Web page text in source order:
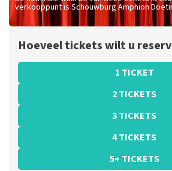
verkooppunt is Schouwburg Amphion
Hoeveel tickets wilt u
1 TICKET
2 TICKETS
3 TICKETS
4 TICKETS
5+ TICKETS